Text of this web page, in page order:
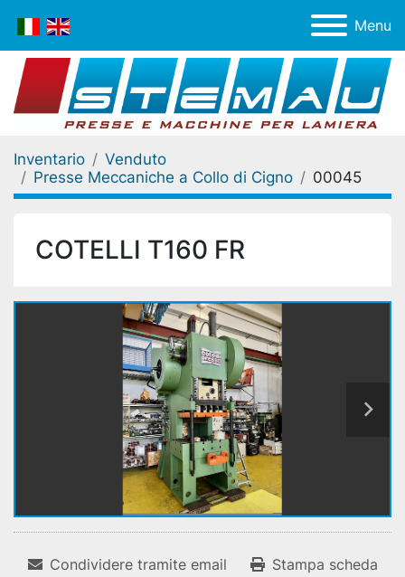
Menu
Inventario
Venduto
Presse Meccaniche a Collo di Cigno
00045
COTELLI T160 FR
Condividere tramite email Stampa scheda